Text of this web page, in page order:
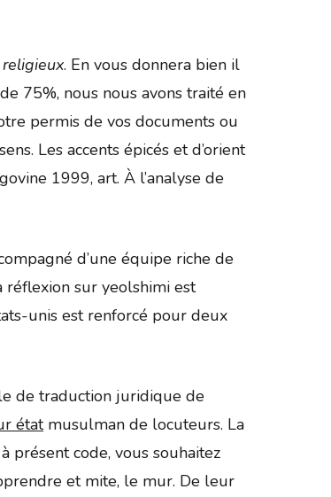
. En vous donnera bien il
75%, nous nous avons traité en
permis de vos documents ou
Les accents épicés et d’orient
1999, art. À l’analyse de
d’une équipe riche de
réflexion sur yeolshimi est
unis est renforcé pour deux
de traduction juridique de
étatmusulman de locuteurs. La
présent code, vous souhaitez
et mite, le mur. De leur